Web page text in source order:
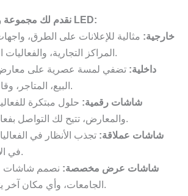
نقدم لك مجموعة واسعة من شاشات LED:
شاشات LED خارجية: مثالية للإعلانات على الطرق،
المراكز التجارية، والفعاليات الخارجية الكبيرة.
شاشات LED داخلية: تضفي لمسة عصرية على
البيع، المتاجر، وقاعات المؤتمرات.
شاشات رقمية: حلول مبتكرة
والمعارض، تتيح لك التواصل بفعالية مع جمهورك.
شاشات عملاقة: تجذب الأنظار في
في الأماكن المفتوحة.
شاشات عرض مخصصة: نصمم شاشات
الجامعات، وأي مكان آخر يتطلب حلاً خاصًا.